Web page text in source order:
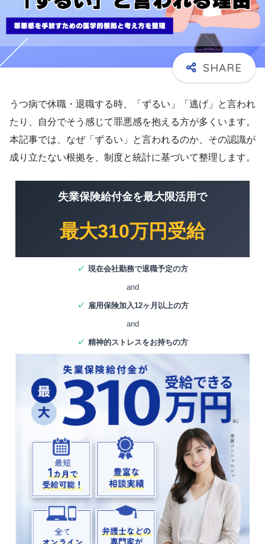
うつ病で休職・退職する時、「ずるい」「逃げ」と言われ
たり、自分でそう感じて罪悪感を抱える方が多くいます。
本記事では、なぜ「ずるい」と言われるのか、その認識が
成り立たない根拠を、制度と統計に基づいて整理します。
失業保険給付金を最大限活用で
最大310万円受給
✓ 現在会社勤務で退職予定の方
and
✓ 雇用保険加入12ヶ月以上の方
and
✓ 精神的ストレスをお持ちの方